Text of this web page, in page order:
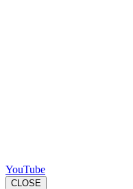
YouTube
CLOSE